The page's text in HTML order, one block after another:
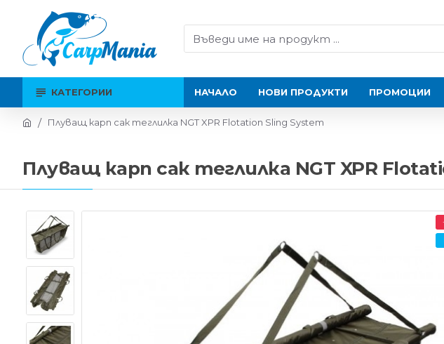
КАТЕГОРИИ НАЧАЛО НОВИ ПРОДУКТИ ПРОМОЦИИ
Плуващ карп сак теглилка NGT XPR Flotation Sling System
Плуващ карп сак теглилка NGT XPR